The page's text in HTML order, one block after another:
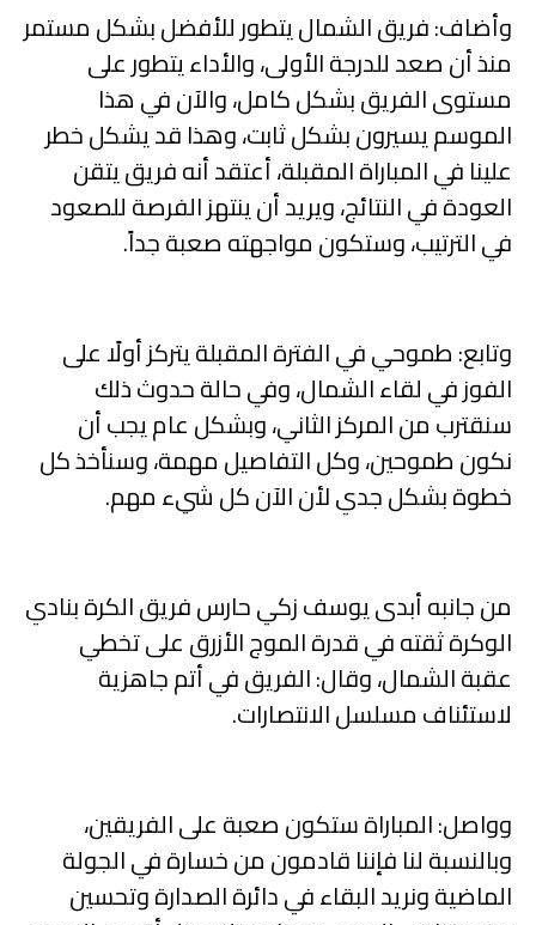
وأضاف: فريق الشمال يتطور للأفضل بشكل مستمر
منذ أن صعد للدرجة الأولى، والأداء يتطور على
مستوى الفريق بشكل كامل، والآن في هذا
الموسم يسيرون بشكل ثابت، وهذا قد يشكل خطر
علينا في المباراة المقبلة، أعتقد أنه فريق يتقن
العودة في النتائج، ويريد أن ينتهز الفرصة للصعود
في الترتيب، وستكون مواجهته صعبة جداً.
وتابع: طموحي في الفترة المقبلة يتركز أولًا على
الفوز في لقاء الشمال، وفي حالة حدوث ذلك
سنقترب من المركز الثاني، وبشكل عام يجب أن
نكون طموحين، وكل التفاصيل مهمة، وسنأخذ كل
خطوة بشكل جدي لأن الآن كل شيء مهم.
من جانبه أبدى يوسف زكي حارس فريق الكرة بنادي
الوكرة ثقته في قدرة الموج الأزرق على تخطي
عقبة الشمال، وقال: الفريق في أتم جاهزية
لاستئناف مسلسل الانتصارات.
وواصل: المباراة ستكون صعبة على الفريقين،
وبالنسبة لنا فإننا قادمون من خسارة في الجولة
الماضية ونريد البقاء في دائرة الصدارة وتحسين